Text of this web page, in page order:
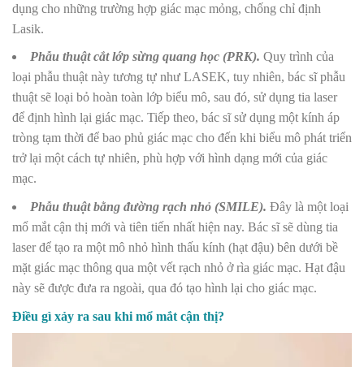
dụng cho những trường hợp giác mạc mỏng, chống chỉ định
Lasik.
Phẫu thuật cắt lớp sừng quang học (PRK). Quy trình của
loại phẫu thuật này tương tự như LASEK, tuy nhiên, bác sĩ phẫu
thuật sẽ loại bỏ hoàn toàn lớp biểu mô, sau đó, sử dụng tia laser
để định hình lại giác mạc. Tiếp theo, bác sĩ sử dụng một kính áp
tròng tạm thời để bao phủ giác mạc cho đến khi biểu mô phát triển
trở lại một cách tự nhiên, phù hợp với hình dạng mới của giác
mạc.
Phẫu thuật bằng đường rạch nhỏ (SMILE). Đây là một loại
mổ mắt cận thị mới và tiên tiến nhất hiện nay. Bác sĩ sẽ dùng tia
laser để tạo ra một mô nhỏ hình thấu kính (hạt đậu) bên dưới bề
mặt giác mạc thông qua một vết rạch nhỏ ở rìa giác mạc. Hạt đậu
này sẽ được đưa ra ngoài, qua đó tạo hình lại cho giác mạc.
Điều gì xảy ra sau khi mổ mắt cận thị?